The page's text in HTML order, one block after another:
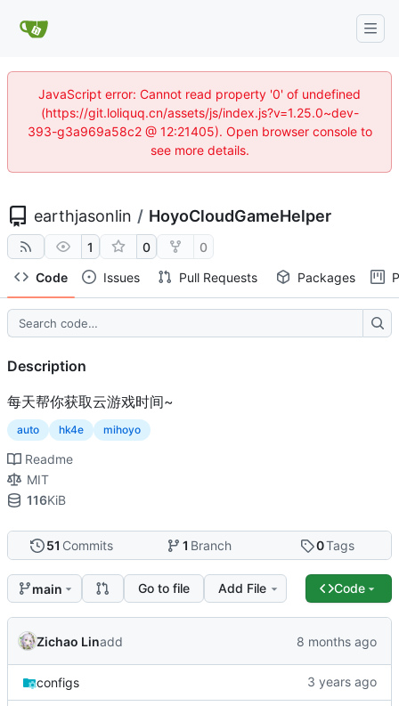
JavaScript error: Cannot read property '0' of undefined
(https://git.loliquq.cn/assets/js/index.js?v=1.25.0~dev-
393-g3a969a58c2 @ 12:21405). Open browser console to
see more details.
earthjasonlin / HoyoCloudGameHelper
1 0
0
Code
Issues Pull Requests Packages
51 Commits 1 Branch 0Tags
main Go to file Add File Code
Zichao Linadd
configs
Description
每天帮你获取云游戏时间~
auto hk4e mihoyo
Readme
MIT
116KiB